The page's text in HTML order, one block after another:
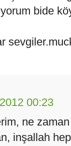
bide
00:23
ne
inşallah